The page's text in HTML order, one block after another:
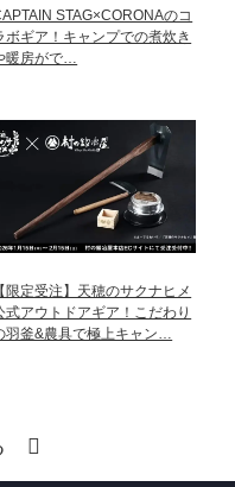
STAG×CORONAのコ
ボギア！キャンプでの煮炊き
暖房がで…
【限定受注】天穂のサクナヒメ
式アウトドアギア！こだわり
羽釜&農具で極上キャン…